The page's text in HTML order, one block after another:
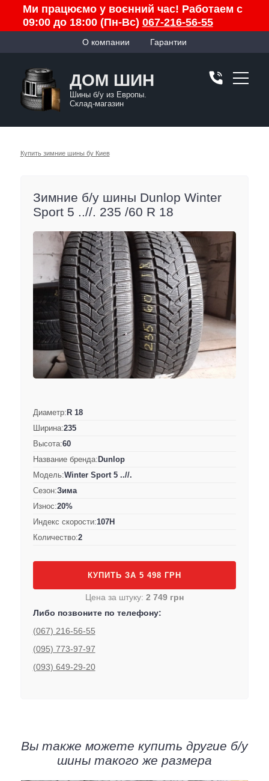
Ми працюємо у воєнний час! Работаем с
09:00 до 18:00 (Пн-Вс) 067-216-56-55
О компании Гарантии
ДОМ ШИН
Шины б/у из Европы.
Склад-магазин
Купить зимние шины бу Киев
Зимние б/у шины Dunlop Winter
Sport 5 ..//. 235 /60 R 18
Диаметр:R 18
Ширина:235
Высота:60
Название бренда:Dunlop
Модель:Winter Sport 5 ..//.
Сезон:Зима
Износ:20%
Индекс скорости:107H
Количество:2
КУПИТЬ ЗА 5 498 ГРН
Цена за штуку: 2 749 грн
Либо позвоните по телефону:
(067) 216-56-55
(095) 773-97-97
(093) 649-29-20
Вы также можете купить другие б/у
шины такого же размера